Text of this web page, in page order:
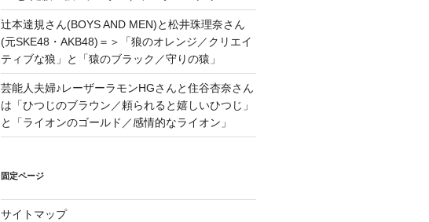
辻本達規さん(BOYS AND MEN)と松井珠理奈さん
(元SKE48・AKB48)＝＞「狼のオレンジ／クリエイ
ティブな狼」と「猿のブラック／守りの猿」
芸能人夫婦♪レーザーラモンHGさんと住谷杏奈さん
は「ひつじのブラウン／頼られると嬉しいひつじ」
と「ライオンのゴールド／感情的なライオン」
固定ページ
サイトマップ